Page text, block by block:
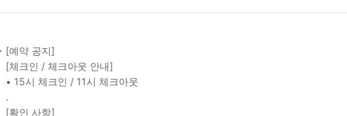
[예약 공지]
[체크인 / 체크아웃 안내]
• 15시 체크인 / 11시 체크아웃
.
[확인 사항]